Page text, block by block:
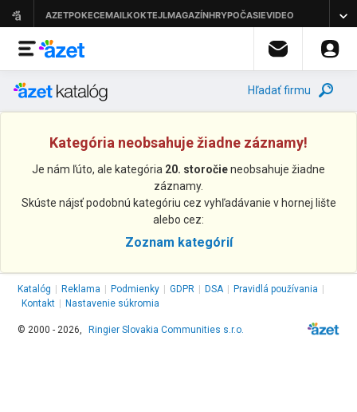
Hľadať firmu
Kategória neobsahuje žiadne záznamy!
Je nám ľúto, ale kategória 20. storočieneobsahuje žiadne
záznamy.
Skúste nájsť podobnú kategóriu cez vyhľadávanie v hornej lište
alebo cez:
Zoznam kategórií
Katalóg Reklama Podmienky GDPR DSA Pravidlá používania
Kontakt
Nastavenie súkromia
© 2000 - 2026, Ringier Slovakia Communities s.r.o.